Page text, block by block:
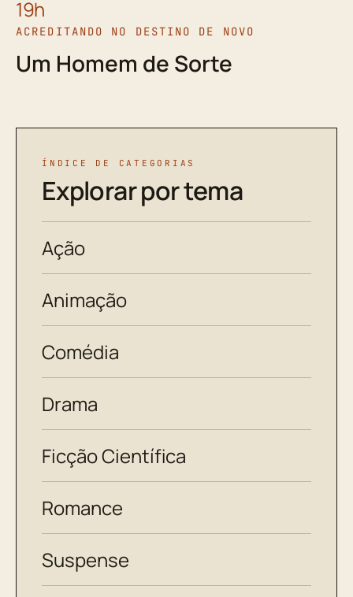
19h
ACREDITANDO NO DESTINO DE NOVO
Um Homem de Sorte
ÍNDICE DE CATEGORIAS
Explorar por tema
Ação
Animação
Comédia
Drama
Ficção Científica
Romance
Suspense